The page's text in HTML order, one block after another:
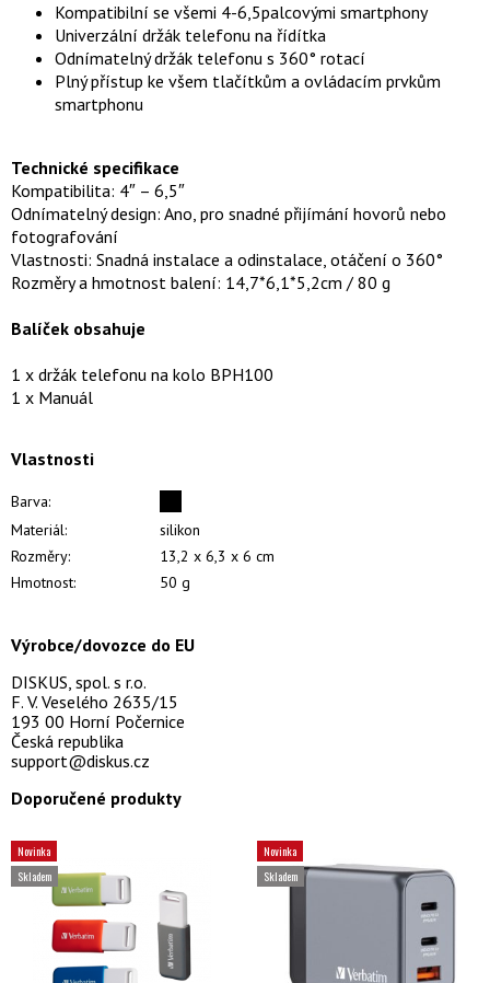
Kompatibilní se všemi 4-6,5palcovými smartphony
Univerzální držák telefonu na řídítka
Odnímatelný držák telefonu s 360° rotací
Plný přístup ke všem tlačítkům a ovládacím prvkům
smartphonu
Technické specifikace
Kompatibilita: 4″ – 6,5″
Odnímatelný design: Ano, pro snadné přijímání hovorů nebo
fotografování
Vlastnosti: Snadná instalace a odinstalace, otáčení o 360°
Rozměry a hmotnost balení: 14,7*6,1*5,2cm / 80 g
Balíček obsahuje
1 x držák telefonu na kolo BPH100
1 x Manuál
Vlastnosti
Barva:
Materiál:
silikon
Rozměry:
13,2 x 6,3 x 6 cm
Hmotnost:
50 g
Výrobce/dovozce do EU
DISKUS, spol. s r.o.
F. V. Veselého 2635/15
193 00 Horní Počernice
Česká republika
support@diskus.cz
Doporučené produkty
Novinka
Skladem
Novinka
Skladem